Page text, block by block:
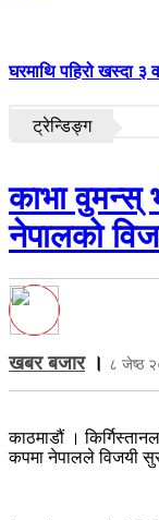
घरमाथि पहिरो खस्दा ३
ट्रेन्डिङ्ग
काभा वुमन्स्
नेपालको
खबर बजार। ८ जेष्ठ
काठमाडौं ।
कपमा नेपालले विजयी